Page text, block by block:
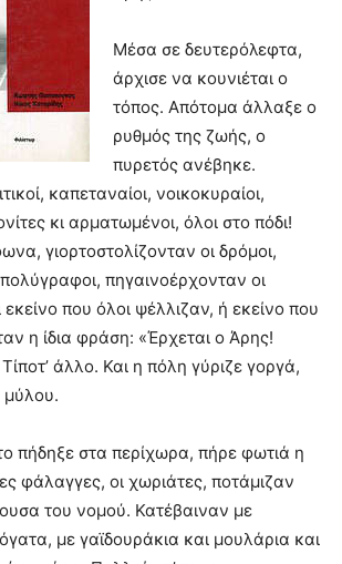
Μέσα σε δευτερόλεφτα,
άρχισε να κουνιέται ο
τόπος. Απότομα άλλαξε ο
ρυθμός της ζωής, ο
πυρετός ανέβηκε.
καπεταναίοι, νοικοκυραίοι,
κι αρματωμένοι, όλοι στο πόδι!
γιορτοστολίζονταν οι δρόμοι,
πηγαινοέρχονταν οι
που όλοι ψέλλιζαν, ή εκείνο που
η ίδια φράση: «Έρχεται ο Άρης!
άλλο. Και η πόλη γύριζε γοργά,
πήδηξε στα περίχωρα, πήρε φωτιά η
φάλαγγες, οι χωριάτες, ποτάμιζαν
του νομού. Κατέβαιναν με
με γαϊδουράκια και μουλάρια και